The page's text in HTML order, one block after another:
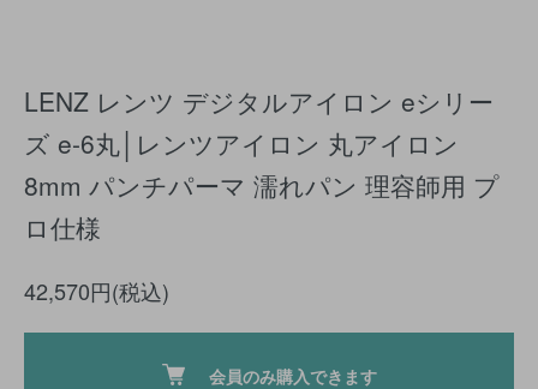
LENZ レンツ デジタルアイロン eシリー
ズ e-6丸│レンツアイロン 丸アイロン
8mm パンチパーマ 濡れパン 理容師用 プ
ロ仕様
42,570円(税込)
会員のみ購入できます